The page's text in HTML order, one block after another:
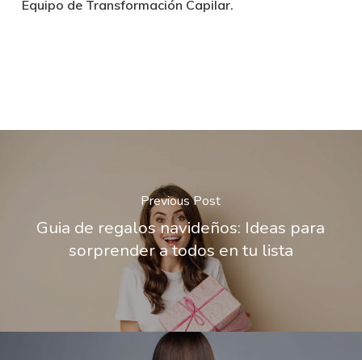
Equipo de Transformación Capilar.
Previous Post
Guia de regalos navideños: Ideas para
sorprender a todos en tu lista